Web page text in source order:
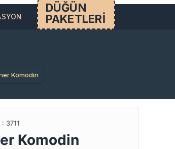
DÜĞÜN
PAKETLERİ
Komodin
: 3711
Komodin